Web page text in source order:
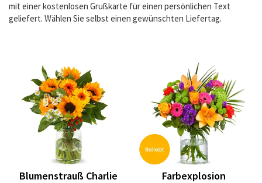
mit einer kostenlosen Grußkarte für einen persönlichen Text
geliefert. Wählen Sie selbst einen gewünschten Liefertag.
Blumenstrauß Charlie
Farbexplosion